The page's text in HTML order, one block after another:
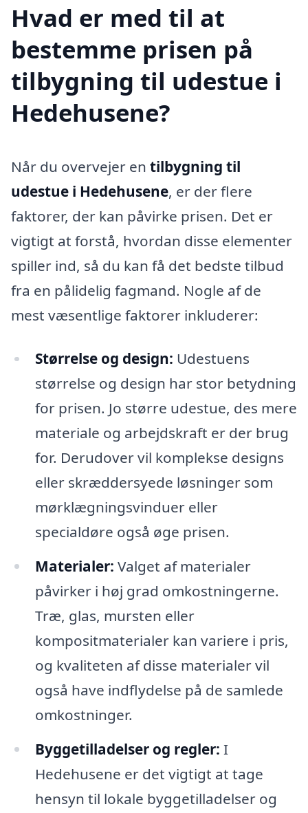
Hvad er med til at
bestemme prisen på
tilbygning til udestue i
Hedehusene?
Når du overvejer en tilbygning til
udestue i Hedehusene, er der flere
faktorer, der kan påvirke prisen. Det er
vigtigt at forstå, hvordan disse elementer
spiller ind, så du kan få det bedste tilbud
fra en pålidelig fagmand. Nogle af de
mest væsentlige faktorer inkluderer:
Størrelse og design: Udestuens
størrelse og design har stor betydning
for prisen. Jo større udestue, des mere
materiale og arbejdskraft er der brug
for. Derudover vil komplekse designs
eller skræddersyede løsninger som
mørklægningsvinduer eller
specialdøre også øge prisen.
Materialer: Valget af materialer
påvirker i høj grad omkostningerne.
Træ, glas, mursten eller
kompositmaterialer kan variere i pris,
og kvaliteten af disse materialer vil
også have indflydelse på de samlede
omkostninger.
Byggetilladelser og regler: I
Hedehusene er det vigtigt at tage
hensyn til lokale byggetilladelser og